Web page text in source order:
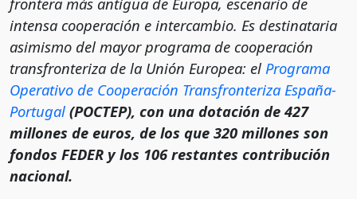
intensa cooperación e intercambio. Es destinataria
asimismo del mayor programa de cooperación
transfronteriza de la Unión Europea: el Programa
Operativo de Cooperación Transfronteriza España-
Portugal (POCTEP), con una dotación de 427
millones de euros, de los que 320 millones son
fondos FEDER y los 106 restantes contribución
nacional.